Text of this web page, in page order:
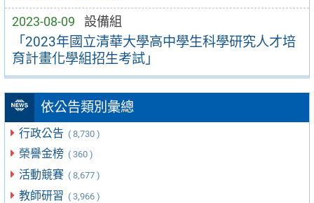
2023-08-09 設備組
「2023年國立清華大學高中學生科學研究人才培
育計畫化學組招生考試」
依公告類別彙總
行政公告 ( 8,730 )
榮譽金榜 ( 360 )
活動競賽 ( 8,677 )
教師研習 ( 3,966 )